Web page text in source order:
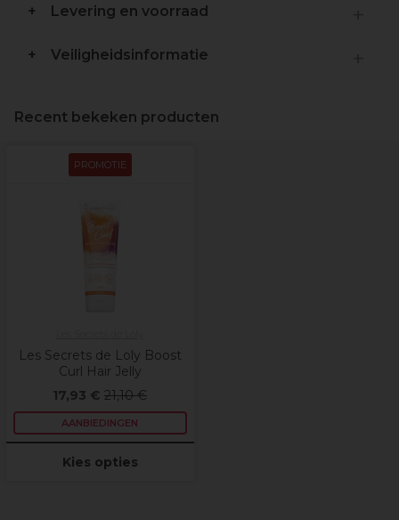
Levering en voorraad
Veiligheidsinformatie
Recent bekeken producten
PROMOTIE
Les Secrets de Loly Boost
Curl Hair Jelly
17,93 € 21,10 €
AANBIEDINGEN
Kies opties